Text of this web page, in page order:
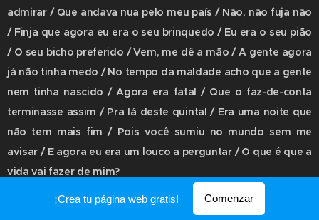
admirar / Que andava nua pelo meu país / Não, não fuja não
/ Finja que agora eu era o seu brinquedo / Eu era o seu pião
/ O seu bicho preferido / Vem, me dê a mão / A gente agora
já não tinha medo / No tempo da maldade acho que a gente
nem tinha nascido / Agora era fatal / Que o faz-de-conta
terminasse assim / Pra lá deste quintal / Era uma noite que
não tem mais fim / Pois você sumiu no mundo sem me
avisar / E agora eu era um louco a perguntar / O que é que a
vida vai fazer de mim?
¡Crea tu página web gratis! Comenzar